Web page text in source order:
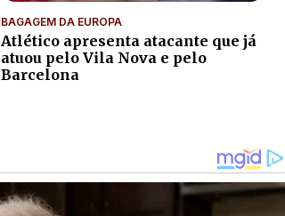
BAGAGEM DA EUROPA
Atlético apresenta atacante que já
atuou pelo Vila Nova e pelo
Barcelona